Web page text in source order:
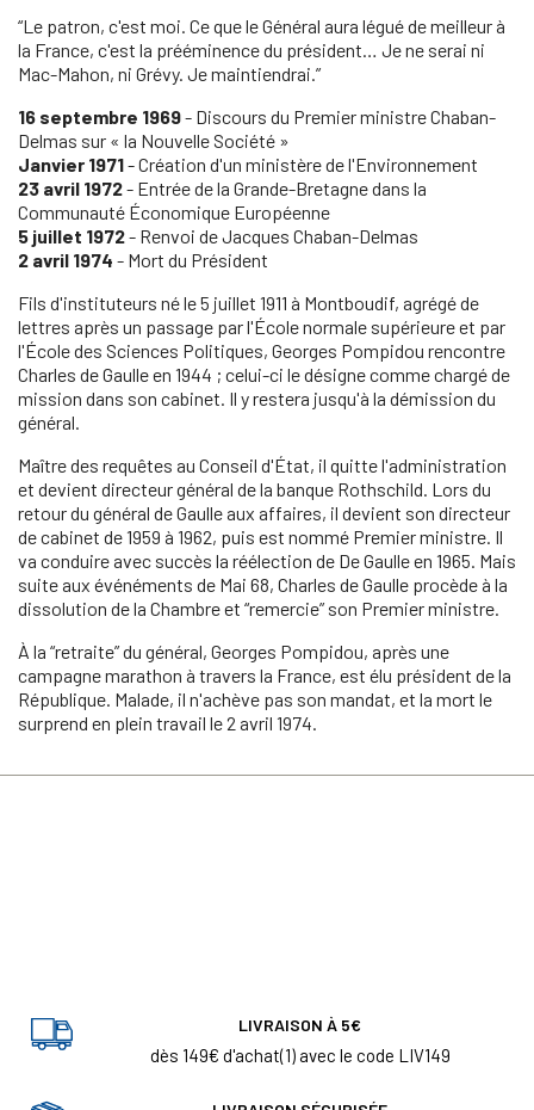
“Le patron, c'est moi. Ce que le Général aura légué de meilleur à
la France, c'est la prééminence du président… Je ne serai ni
Mac-Mahon, ni Grévy. Je maintiendrai.”
16 septembre 1969- Discours du Premier ministre Chaban-
Delmas sur « la Nouvelle Société »
Janvier 1971- Création d'un ministère de l'Environnement
23 avril 1972- Entrée de la Grande-Bretagne dans la
Communauté Économique Européenne
5 juillet 1972- Renvoi de Jacques Chaban-Delmas
2 avril 1974 - Mort du Président
Fils d'instituteurs né le 5 juillet 1911 à Montboudif, agrégé de
lettres après un passage par l'École normale supérieure et par
l'École des Sciences Politiques, Georges Pompidou rencontre
Charles de Gaulle en 1944 ; celui-ci le désigne comme chargé de
mission dans son cabinet. Il y restera jusqu'à la démission du
général.
Maître des requêtes au Conseil d'État, il quitte l'administration
et devient directeur général de la banque Rothschild. Lors du
retour du général de Gaulle aux affaires, il devient son directeur
de cabinet de 1959 à 1962, puis est nommé Premier ministre. Il
va conduire avec succès la réélection de De Gaulle en 1965. Mais
suite aux événéments de Mai 68, Charles de Gaulle procède à la
dissolution de la Chambre et “remercie” son Premier ministre.
À la “retraite” du général, Georges Pompidou, après une
campagne marathon à travers la France, est élu président de la
République. Malade, il n'achève pas son mandat, et la mort le
surprend en plein travail le 2 avril 1974.
LIVRAISON À 5€
dès 149€ d'achat(1) avec le code LIV149